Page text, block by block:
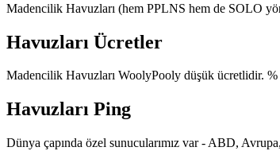
Madencilik Havuzları (hem PPLNS hem de SOLO
Havuzları Ücretler
Madencilik Havuzları WoolyPooly düşük ücretlidir. %
Havuzları Ping
Dünya çapında özel sunucularımız var - ABD,